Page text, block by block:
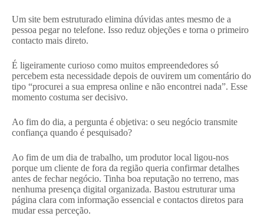
Um site bem estruturado elimina dúvidas antes mesmo de a
pessoa pegar no telefone. Isso reduz objeções e torna o primeiro
contacto mais direto.
É ligeiramente curioso como muitos empreendedores só
percebem esta necessidade depois de ouvirem um comentário do
tipo “procurei a sua empresa online e não encontrei nada”. Esse
momento costuma ser decisivo.
Ao fim do dia, a pergunta é objetiva: o seu negócio transmite
confiança quando é pesquisado?
Ao fim de um dia de trabalho, um produtor local ligou-nos
porque um cliente de fora da região queria confirmar detalhes
antes de fechar negócio. Tinha boa reputação no terreno, mas
nenhuma presença digital organizada. Bastou estruturar uma
página clara com informação essencial e contactos diretos para
mudar essa perceção.